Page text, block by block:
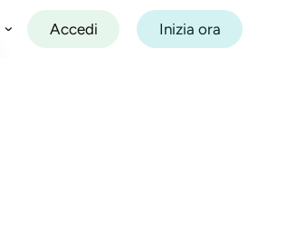
Accedi Inizia ora